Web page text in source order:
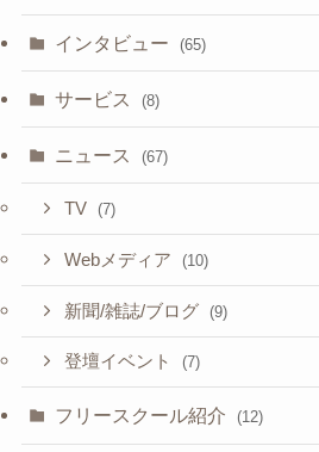
インタビュー (65)
サービス (8)
ニュース (67)
TV (7)
Webメディア (10)
新聞/雑誌/ブログ (9)
登壇イベント (7)
フリースクール紹介 (12)